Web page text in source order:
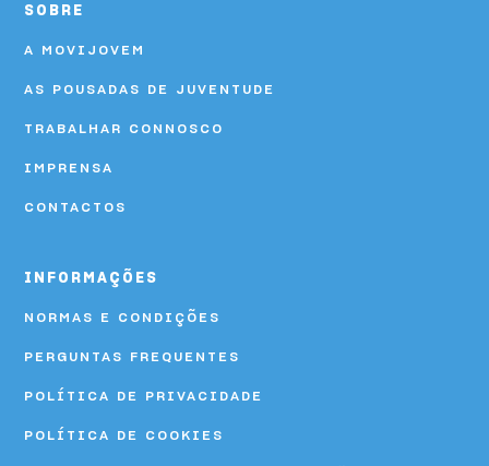
SOBRE
A MOVIJOVEM
AS POUSADAS DE JUVENTUDE
TRABALHAR CONNOSCO
IMPRENSA
CONTACTOS
INFORMAÇÕES
NORMAS E CONDIÇÕES
PERGUNTAS FREQUENTES
POLÍTICA DE PRIVACIDADE
POLÍTICA DE COOKIES